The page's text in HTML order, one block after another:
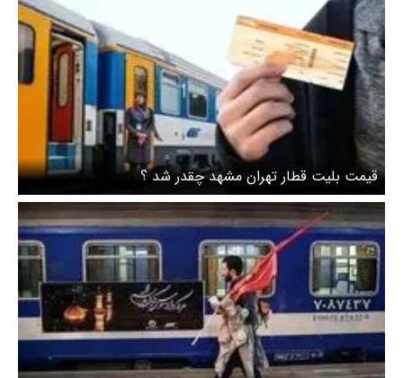
قیمت بلیت قطار تهران مشهد چقدر شد ؟